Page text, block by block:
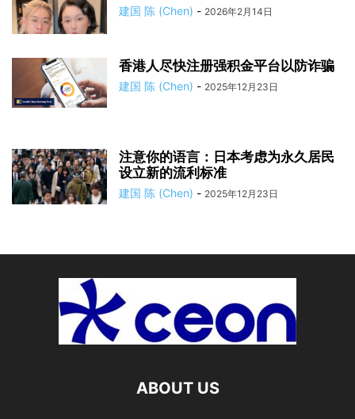
建国 陈 (Chen) - 2026年2月14日
香港人尽快注册强积金平台以防诈骗
建国 陈 (Chen) - 2025年12月23日
注意你的语言：日本考虑为永久居民
设立新的流利标准
建国 陈 (Chen) - 2025年12月23日
ABOUT US